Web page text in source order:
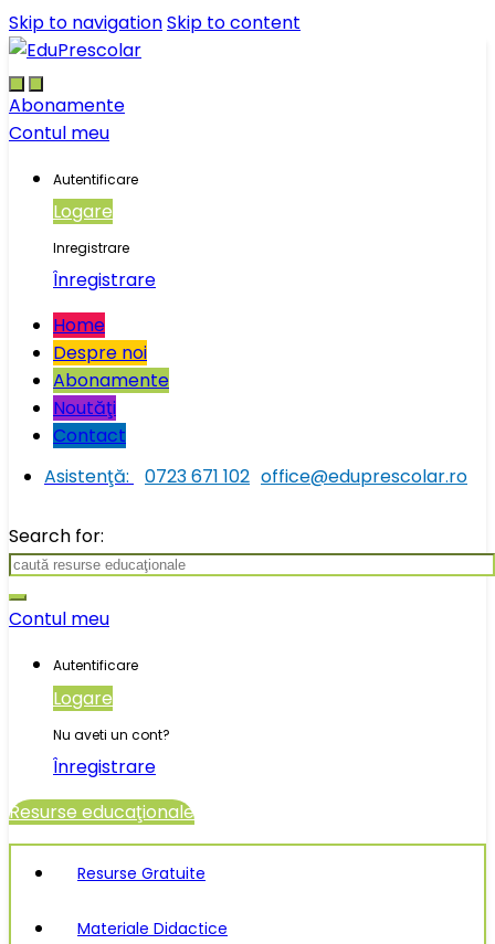
Skip to navigationSkip to content
Abonamente
Contul meu
Autentificare
Logare
Inregistrare
Înregistrare
Home
Despre noi
Abonamente
Noutăţi
Contact
Asistenţă:
0723 671 102 office@eduprescolar.ro
Search for:
Contul meu
Autentificare
Logare
Nu aveti un cont?
Înregistrare
Resurse educaţionale
Resurse Gratuite
Materiale Didactice